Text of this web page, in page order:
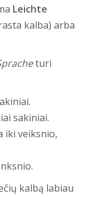
Leichte
kalba) arba
turi
sakiniai.
iki veiksnio,
kalbą labiau